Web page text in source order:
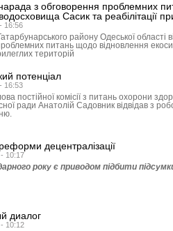
з обговорення проблемних
Сасик та реабілітації
16:56
району Одеської області
питань щодо відновлення
територій
потенціал
16:53
постійної комісії з питань охорони
ради Анатолій Садовник відвідав з
децентралізації
10:17
року є приводом підбити
диалог
10:12